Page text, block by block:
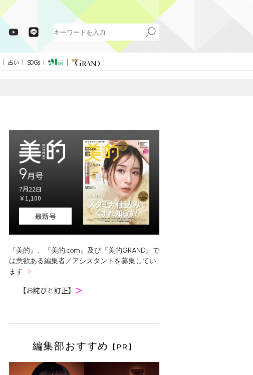
占い SDGs
9月号
7月22日
￥1,100
最新号
『美的』、『美的.com』及び『美的GRAND』で
は意欲ある編集者／アシスタントを募集してい
ます
【お詫びと訂正】 ＞
編集部おすすめ 【PR】